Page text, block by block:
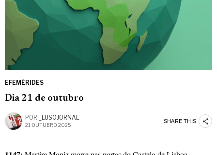
EFEMÉRIDES
Dia 21 de outubro
POR _LUSOJORNAL
21 OUTUBRO, 2025
SHARE THIS